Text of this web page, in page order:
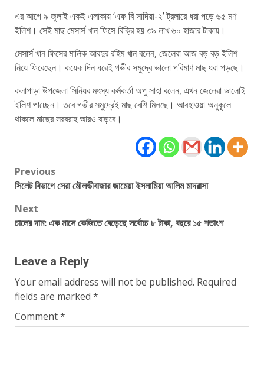
এর আগে ৯ জুলাই একই এলাকায় ‘এফ বি সাদিয়া-২’ ট্রলারে ধরা পড়ে ৬৫ মণ
ইলিশ। সেই মাছ মেসার্স খান ফিসে বিক্রি হয় ৩৯ লাখ ৬০ হাজার টাকায়।
মেসার্স খান ফিসের মালিক আবদুর রহিম খান বলেন, জেলেরা আজ বড় বড় ইলিশ
নিয়ে ফিরেছেন। কয়েক দিন ধরেই গভীর সমুদ্রে ভালো পরিমাণ মাছ ধরা পড়ছে।
কলাপাড়া উপজেলা সিনিয়র মৎস্য কর্মকর্তা অপু সাহা বলেন, এখন জেলেরা ভালোই
ইলিশ পাচ্ছেন। তবে গভীর সমুদ্রেই মাছ বেশি মিলছে। আবহাওয়া অনুকূলে
থাকলে মাছের সরবরাহ আরও বাড়বে।
Post
Previous
সিলেট বিভাগে সেরা মৌলভীবাজার জামেয়া ইসলামিয়া আলিম মাদরাসা
Next
চালের দাম: এক মাসে কেজিতে বেড়েছে সর্বোচ্চ ৮ টাকা, বছরে ১৫ শতাংশ
Leave a Reply
Your email address will not be published. Required
fields are marked *
Comment*